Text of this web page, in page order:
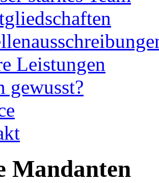
Leistungen
gewusst?
Mandanten